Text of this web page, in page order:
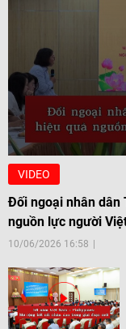
VIDEO
Đối ngoại nhân dân
nguồn lực người
10/06/2026 16:58